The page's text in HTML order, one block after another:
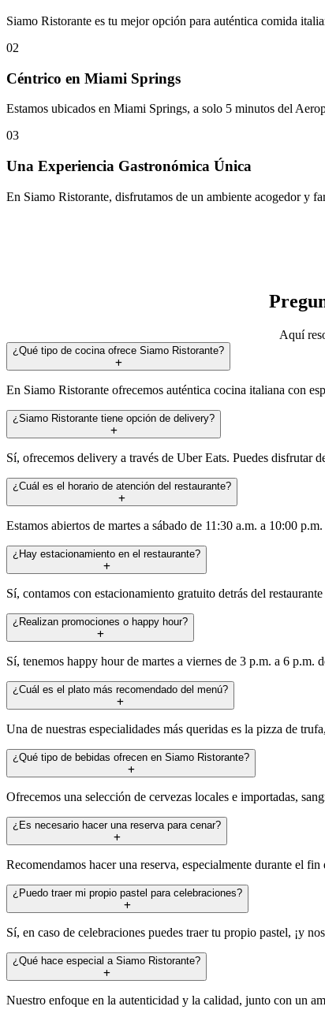
Siamo Ristorante es tu mejor opción para auténtica comida
02
Céntrico en Miami Springs
Estamos ubicados en Miami Springs, a solo 5 minutos del
03
Una Experiencia Gastronómica Única
En Siamo Ristorante, disfrutamos de un ambiente acogedor y
Aquí
¿Qué tipo de cocina ofrece Siamo Ristorante?
En Siamo Ristorante ofrecemos auténtica cocina italiana con
¿Siamo Ristorante tiene opción de delivery?
Sí, ofrecemos delivery a través de Uber Eats. Puedes disfrutar
¿Cuál es el horario de atención del restaurante?
Estamos abiertos de martes a sábado de 11:30 a.m. a 10:00
¿Hay estacionamiento en el restaurante?
Sí, contamos con estacionamiento gratuito detrás del
¿Realizan promociones o happy hour?
Sí, tenemos happy hour de martes a viernes de 3 p.m. a 6 p.m.
¿Cuál es el plato más recomendado del menú?
Una de nuestras especialidades más queridas es la pizza de
¿Qué tipo de bebidas ofrecen en Siamo Ristorante?
Ofrecemos una selección de cervezas locales e importadas,
¿Es necesario hacer una reserva para cenar?
Recomendamos hacer una reserva, especialmente durante el
¿Puedo traer mi propio pastel para celebraciones?
Sí, en caso de celebraciones puedes traer tu propio pastel, ¡y
¿Qué hace especial a Siamo Ristorante?
Nuestro enfoque en la autenticidad y la calidad, junto con un